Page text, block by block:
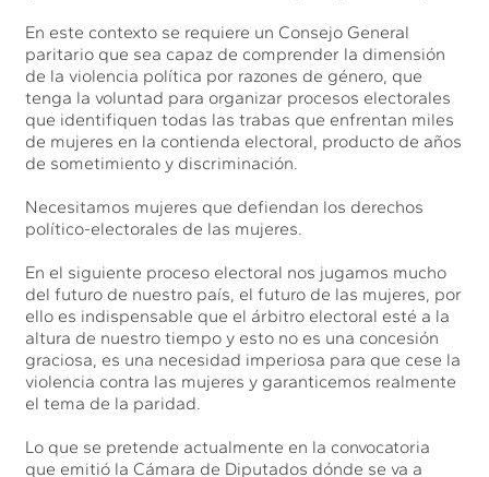
En este contexto se requiere un Consejo General
paritario que sea capaz de comprender la dimensión
de la violencia política por razones de género, que
tenga la voluntad para organizar procesos electorales
que identifiquen todas las trabas que enfrentan miles
de mujeres en la contienda electoral, producto de años
de sometimiento y discriminación.
Necesitamos mujeres que defiendan los derechos
político-electorales de las mujeres.
En el siguiente proceso electoral nos jugamos mucho
del futuro de nuestro país, el futuro de las mujeres, por
ello es indispensable que el árbitro electoral esté a la
altura de nuestro tiempo y esto no es una concesión
graciosa, es una necesidad imperiosa para que cese la
violencia contra las mujeres y garanticemos realmente
el tema de la paridad.
Lo que se pretende actualmente en la convocatoria
que emitió la Cámara de Diputados dónde se va a